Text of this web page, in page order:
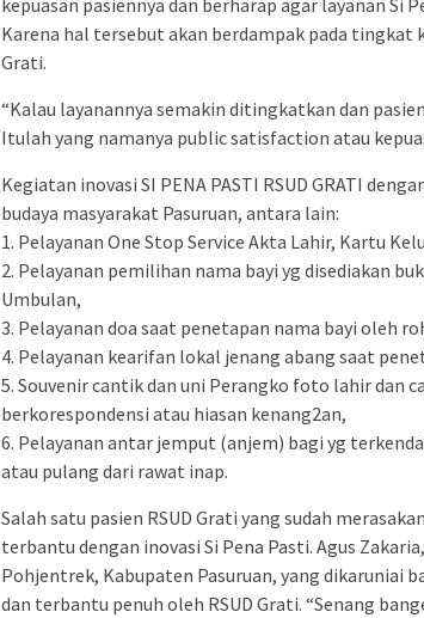
kepuasan pasiennya dan berharap agar layanan Si
Karena hal tersebut akan berdampak pada tingkat
Grati.
“Kalau layanannya semakin ditingkatkan dan
Itulah yang namanya public satisfaction atau
Kegiatan inovasi SI PENA PASTI RSUD GRATI
budaya masyarakat Pasuruan, antara lain:
1. Pelayanan One Stop Service Akta Lahir, Kartu
2. Pelayanan pemilihan nama bayi yg disediakan
Umbulan,
3. Pelayanan doa saat penetapan nama bayi oleh
4. Pelayanan kearifan lokal jenang abang saat
5. Souvenir cantik dan uni Perangko foto lahir dan
berkorespondensi atau hiasan kenang2an,
6. Pelayanan antar jemput (anjem) bagi yg
atau pulang dari rawat inap.
Salah satu pasien RSUD Grati yang sudah
terbantu dengan inovasi Si Pena Pasti. Agus
Pohjentrek, Kabupaten Pasuruan, yang dikaruniai
dan terbantu penuh oleh RSUD Grati. “Senang